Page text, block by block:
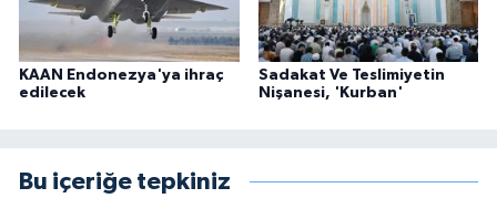
KAAN Endonezya'ya ihraç
edilecek
Sadakat Ve Teslimiyetin
Nişanesi, 'Kurban'
Bu içeriğe tepkiniz